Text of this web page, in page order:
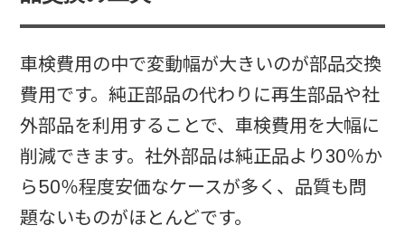
車検費用の中で変動幅が大きいのが部品交換
費用です。純正部品の代わりに再生部品や社
外部品を利用することで、車検費用を大幅に
削減できます。社外部品は純正品より30％か
ら50％程度安価なケースが多く、品質も問
題ないものがほとんどです。